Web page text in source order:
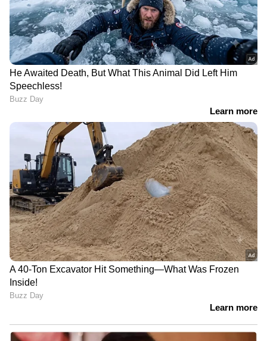
ഡിഎംകെയുടെ തോൽവി:
വിമർശനങ്ങൾക്ക്
മറുപടിയുമായി
ശബരീശന്റെ 'പെൻ'
ഏജൻസി; 'എല്ലാം
ഇന്ത്യയിൽ മാധ്യമ
സ്വാതന്ത്ര്യം ഇല്ല എന്നത്
കള്ളക്കഥയെന്ന്
വയ്ക്കാനില്ലെങ്കിൽ ഭയം
വേണ്ടെന്ന് രാഹുൽ ഗാന്ധി
ഇന്ത്യക്കും
നോർവേക്കുമിടയിൽ
'ഹരിത' ബന്ധം; സൗഹൃദം
ശക്തിപ്പെടുത്തിയെന്ന്
കേന്ദ്രം; ഇന്ത്യയിൽ
മാധ്യമസ്വാതന്ത്ര്യമുണ്ടെന്നും
പ്രതികരണം
അദാനിക്കെതിരെ
ചുമത്തിയ എല്ലാ ക്രിമിനൽ
കേസുകളും യുഎസ്
ഒഴിവാക്കി, ഭീമമായ തുക
പിഴയെടുക്കും